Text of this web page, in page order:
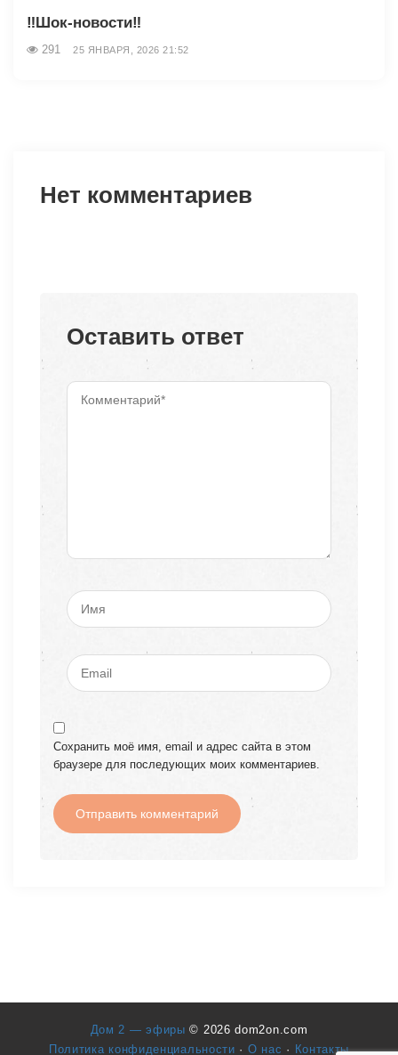
‼️Шок-новости‼️
291 25 ЯНВАРЯ, 2026 21:52
Нет комментариев
Оставить ответ
Сохранить моё имя, email и адрес сайта в этом
браузере для последующих моих комментариев.
Дом 2 — эфиры© 2026 dom2on.com
Политика конфиденциальности · О нас · Контакты